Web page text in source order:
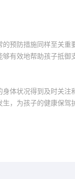
预防措施同样至关
有效地帮助孩子抵御
体状况得到及时关注
，为孩子的健康保驾